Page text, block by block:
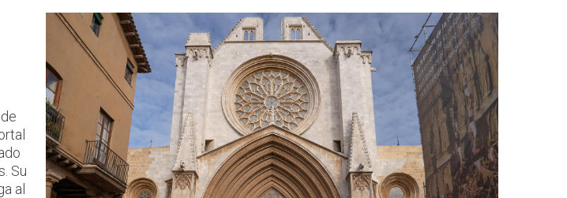
Su
al